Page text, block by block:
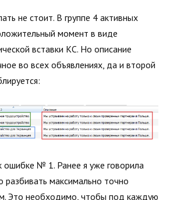
не стоит. В группе 4 активных
момент в виде
вставки КС. Но описание
во всех объявлениях, да и второй
ошибке № 1. Ранее я уже говорила
максимально точно
Это необходимо, чтобы под каждую